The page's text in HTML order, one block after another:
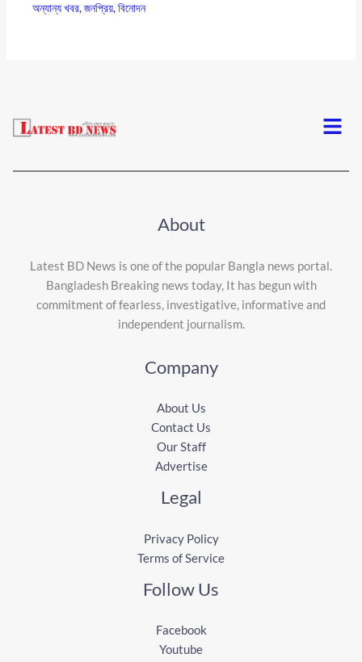
অন্যান্য খবর,জনপ্রিয়,বিনোদন
Menu
About
Latest BD News is one of the popular Bangla news portal.
Bangladesh Breaking news today, It has begun with
commitment of fearless, investigative, informative and
independent journalism.
Company
About Us
Contact Us
Our Staff
Advertise
Legal
Privacy Policy
Terms of Service
Follow Us
Facebook
Youtube